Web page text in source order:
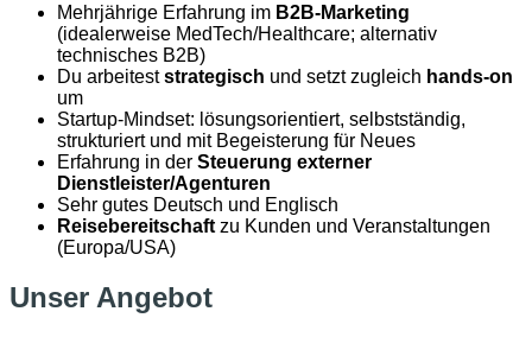
Mehrjährige Erfahrung im B2B-Marketing
(idealerweise MedTech/Healthcare; alternativ
technisches B2B)
Du arbeiteststrategisch und setzt zugleich hands-on
um
Startup-Mindset: lösungsorientiert, selbstständig,
strukturiert und mit Begeisterung für Neues
Erfahrung in der Steuerung externer
Dienstleister/Agenturen
Sehr gutes Deutsch und Englisch
Reisebereitschaft zu Kunden und Veranstaltungen
(Europa/USA)
Unser Angebot